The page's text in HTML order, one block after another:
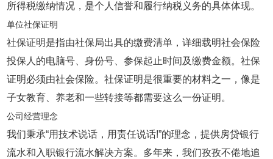
所得税缴纳情况，是个人信誉和履行纳税义务的具体体现。
单位社保证明
社保证明是指由社保局出具的缴费清单，详细载明社会保险
投保人的电脑号、身份号、参保起止时间及缴费金额。社保
证明必须由社会保险。社保证明是很重要的材料之一，像是
子女教育、养老和一些转接等都需要这么一份证明。
公司经营理念
我们秉承“用技术说话，用责任说话!”的理念，提供房贷银行
流水和入职银行流水解决方案。多年来，我们孜孜不倦地追